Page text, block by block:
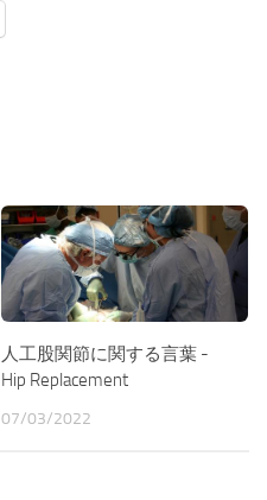
人工股関節に関する言葉 -
Hip Replacement
07/03/2022